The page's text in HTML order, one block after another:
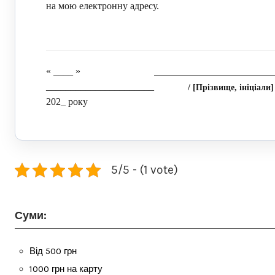
на мою електронну адресу.
« ____ »
202_ року
/ [Прізвище, ініціали]
5/5 - (1 vote)
Суми:
Від 500 грн
1000 грн на карту